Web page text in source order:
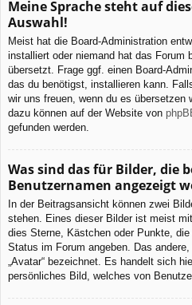
Meine Sprache steht auf
Auswahl!
Meist hat die Board-Administration
installiert oder niemand hat das Forum
übersetzt. Frage ggf. einen Board-
das du benötigst, installieren kann.
wir uns freuen, wenn du es übersetzen
dazu können auf der Website von
gefunden werden.
Was sind das für Bilder, die
Benutzernamen angezeigt
In der Beitragsansicht können zwei
stehen. Eines dieser Bilder ist meist
dies Sterne, Kästchen oder Punkte,
Status im Forum angeben. Das
„Avatar“ bezeichnet. Es handelt sich
persönliches Bild, welches von